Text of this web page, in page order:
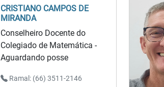
CRISTIANO CAMPOS DE
MIRANDA
Conselheiro Docente do
Colegiado de Matemática -
Aguardando posse
Ramal: (66) 3511-2146